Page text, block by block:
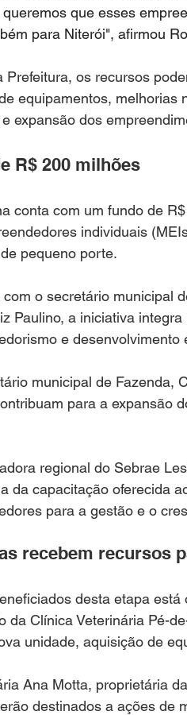
que esses
para Niterói", afirmou
Prefeitura, os recursos
equipamentos, melhorias
expansão dos
R$ 200 milhões
conta com um fundo de
individuais
pequeno porte.
com o secretário municipal
Paulino, a iniciativa
e desenvolvimento
municipal de Fazenda,
para a expansão
regional do Sebrae
da capacitação oferecida
para a gestão e o
recebem recursos
desta etapa
da Clínica Veterinária Pé-
unidade, aquisição de
Ana Motta, proprietária
destinados a ações de